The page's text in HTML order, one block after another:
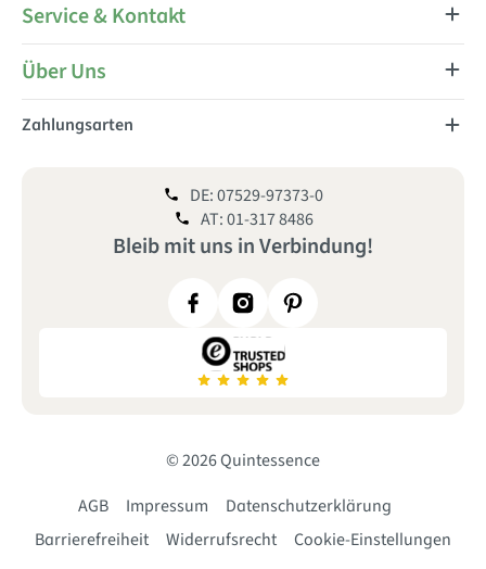
Service & Kontakt
Über Uns
Zahlungsarten
Bleib mit uns inVerbindung!
DE: 07529-97373-0
AT: 01-317 8486
© 2026 Quintessence
AGB
Impressum
Datenschutzerklärung
Barrierefreiheit
Widerrufsrecht Cookie-Einstellungen